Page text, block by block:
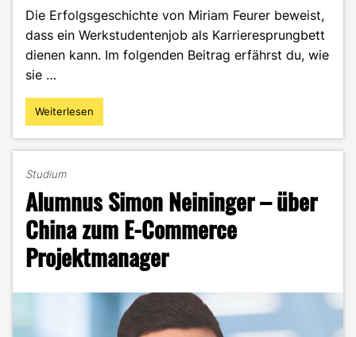
Die Erfolgsgeschichte von Miriam Feurer beweist,
dass ein Werkstudentenjob als Karrieresprungbett
dienen kann. Im folgenden Beitrag erfährst du, wie
sie …
"DEC
Alumna
–
Erfolgsgeschichte
mit
Biss"
Weiterlesen
Studium
Alumnus Simon Neininger – über
China zum E-Commerce
Projektmanager